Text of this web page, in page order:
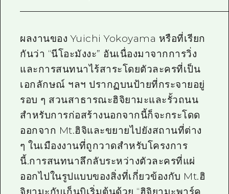
ผลงานของ Yuichi Yokoyama หรือที่เรียก
กันว่า “นีโอะมังงะ” อันเนื่องมาจากการวิ่ง
และการสนทนาไร้สาระโดยตัวละครที่เป็น
เอกลักษณ์ ฯลฯ ปรากฏบนป้ายที่กระจายอยู่
รอบ ๆ สวนสาธารณะฮิจิยามะและรั้วถนน
สำหรับการก่อสร้างนอกจากนี้ก็จะกระโดด
ออกจาก Mt.ฮิจิและขยายไปยังสถานที่ต่าง
ๆ ในเมืองงานที่ถูกวาดสำหรับโครงการ
นี้.การสนทนาลึกลับระหว่างตัวละครที่แผ่
ออกไปในรูปแบบของสิ่งที่เกี่ยวข้องกับ Mt.ฮิ